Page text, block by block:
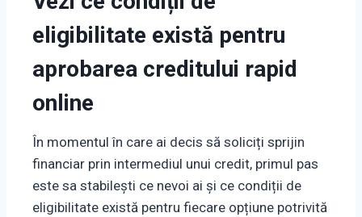
eligibilitate există pentru
aprobarea creditului rapid
online
În momentul în care ai decis să soliciți sprijin
financiar prin intermediul unui credit, primul pas
este sa stabilești ce nevoi ai și ce condiții de
eligibilitate există pentru fiecare opțiune potrivită